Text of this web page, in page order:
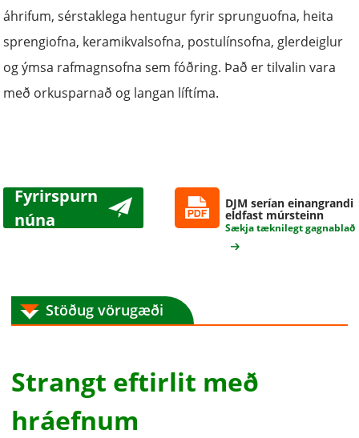
áhrifum, sérstaklega hentugur fyrir sprunguofna, heita
sprengiofna, keramikvalsofna, postulínsofna, glerdeiglur
og ýmsa rafmagnsofna sem fóðring. Það er tilvalin vara
með orkusparnað og langan líftíma.
Fyrirspurn
núna
DJM serían einangrandi
eldfast múrsteinn
Sækja tæknilegt gagnablað
Stöðug vörugæði
Strangt eftirlit með
hráefnum